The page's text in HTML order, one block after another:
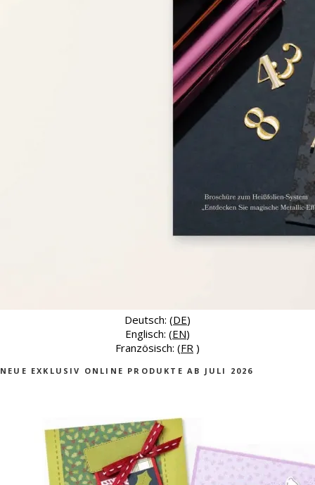
Deutsch: (DE)
Englisch: (EN)
Französisch: (FR )
NEUE EXKLUSIV ONLINE PRODUKTE AB JULI 2026